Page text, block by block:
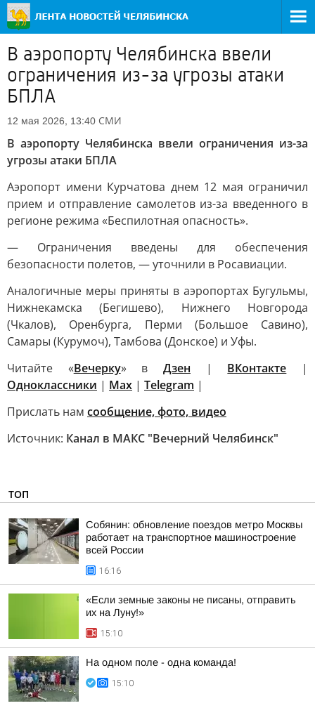
В аэропорту Челябинска ввели
ограничения из-за угрозы атаки
БПЛА
12 мая 2026, 13:40 СМИ
В аэропорту Челябинска ввели ограничения из-за
угрозы атаки БПЛА
Аэропорт имени Курчатова днем 12 мая ограничил
прием и отправление самолетов из-за введенного в
регионе режима «Беспилотная опасность».
— Ограничения введены для обеспечения
безопасности полетов, — уточнили в Росавиации.
Аналогичные меры приняты в аэропортах Бугульмы,
Нижнекамска (Бегишево), Нижнего Новгорода
(Чкалов), Оренбурга, Перми (Большое Савино),
Самары (Курумоч), Тамбова (Донское) и Уфы.
Читайте «Вечерку» вДзен | ВКонтакте |
Одноклассники | Max | Telegram |
Прислать нам сообщение, фото, видео
Источник: Канал в МАКС "Вечерний Челябинск"
ТОП
Собянин: обновление поездов метро Москвы
работает на транспортное машиностроение
всей России
16:16
«Если земные законы не писаны, отправить
их на Луну!»
15:10
На одном поле - одна команда!
15:10